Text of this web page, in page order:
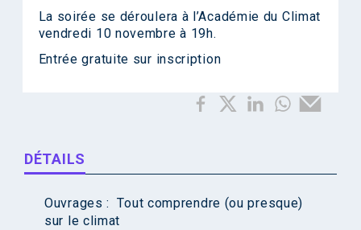
La soirée se déroulera à l’Académie du Climat
vendredi 10 novembre à 19h.
Entrée gratuite sur inscription
DÉTAILS
Ouvrages :
Tout comprendre (ou presque)
sur le climat